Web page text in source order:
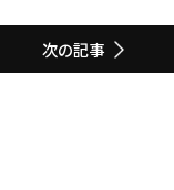
次の記事